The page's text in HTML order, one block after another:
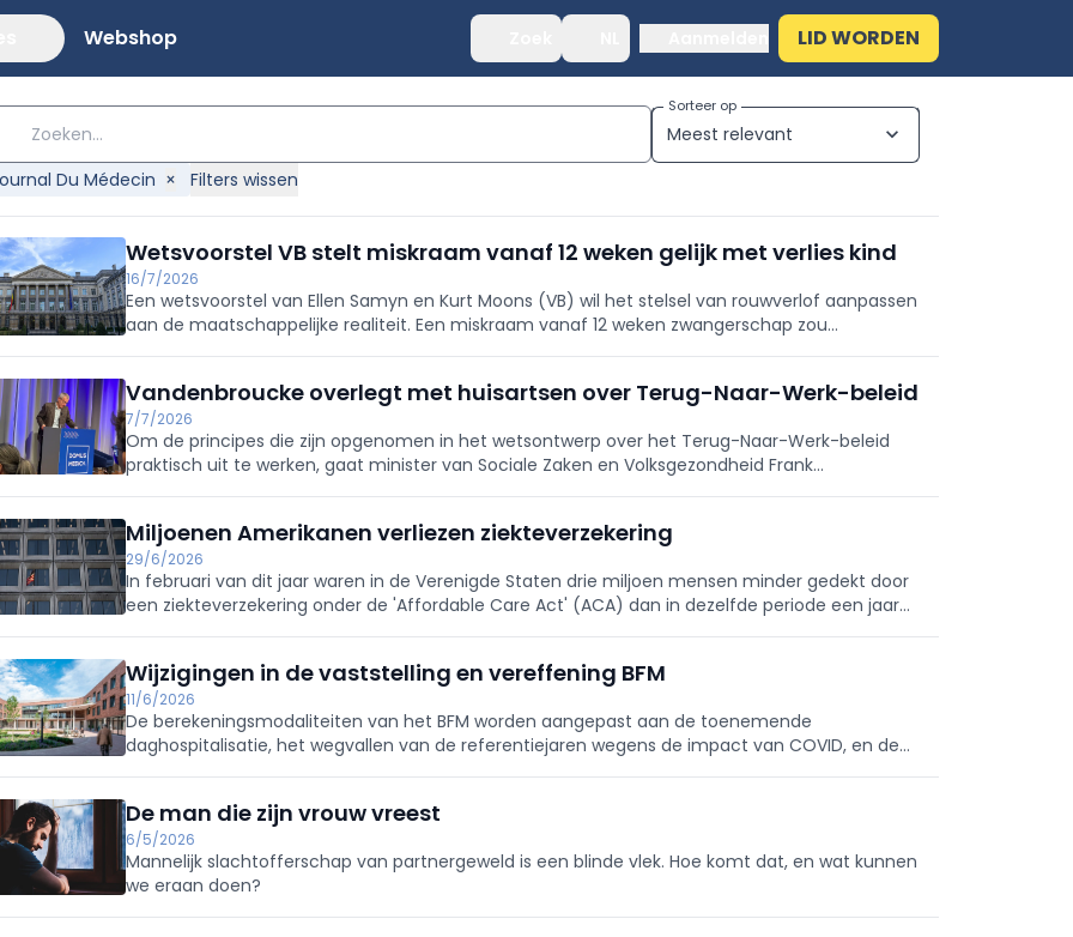
Webshop LID WORDEN
Meest relevant expand_more
Sorteer op
Du Médecin × Filters wissen
Wetsvoorstel VB stelt miskraam vanaf 12 weken gelijk met verlies kind
16/7/2026
Een wetsvoorstel van Ellen Samyn en Kurt Moons (VB) wil het stelsel van rouwverlof aanpassen
aan de maatschappelijke realiteit. Een miskraam vanaf 12 weken zwangerschap zou
Vandenbroucke overlegt met huisartsen over Terug-Naar-Werk-beleid
7/7/2026
Om de principes die zijn opgenomen in het wetsontwerp over het Terug-Naar-Werk-beleid
praktisch uit te werken, gaat minister van Sociale Zaken en Volksgezondheid Frank
Miljoenen Amerikanen verliezen ziekteverzekering
29/6/2026
In februari van dit jaar waren in de Verenigde Staten drie miljoen mensen minder gedekt door
een ziekteverzekering onder de 'Affordable Care Act' (ACA) dan in dezelfde periode een jaar
Wijzigingen in de vaststelling en vereffening BFM
11/6/2026
De berekeningsmodaliteiten van het BFM worden aangepast aan de toenemende
daghospitalisatie, het wegvallen van de referentiejaren wegens de impact van COVID, en de
De man die zijn vrouw vreest
6/5/2026
Mannelijk slachtofferschap van partnergeweld is een blinde vlek. Hoe komt dat, en wat kunnen
we eraan doen?